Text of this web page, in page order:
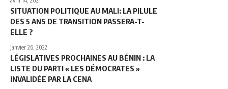
SITUATION POLITIQUE AU MALI: LA PILULE
DES 5 ANS DE TRANSITION PASSERA-T-
ELLE ?
janvier 26, 2022
LÉGISLATIVES PROCHAINES AU BÉNIN : LA
LISTE DU PARTI « LES DÉMOCRATES »
INVALIDÉE PAR LA CENA